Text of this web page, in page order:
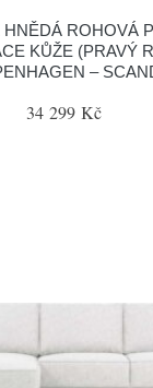
ROHOVÁ
KŮŽE (PRAVÝ
–
34 299 Kč